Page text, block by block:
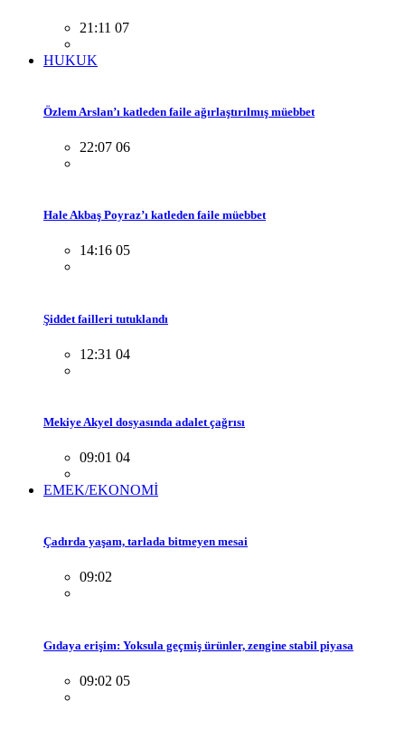
21:11 07
HUKUK
Özlem Arslan’ı katleden faile ağırlaştırılmış müebbet
22:07 06
Hale Akbaş Poyraz’ı katleden faile müebbet
14:16 05
Şiddet failleri tutuklandı
12:31 04
Mekiye Akyel dosyasında adalet çağrısı
09:01 04
EMEK/EKONOMİ
Çadırda yaşam, tarlada bitmeyen mesai
09:02
Gıdaya erişim: Yoksula geçmiş ürünler, zengine stabil piyasa
09:02 05